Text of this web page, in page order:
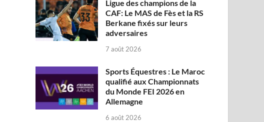
Ligue des champions de la
CAF: Le MAS de Fès et la RS
Berkane fixés sur leurs
adversaires
7 août 2026
Sports Équestres : Le Maroc
qualifié aux Championnats
du Monde FEI 2026 en
Allemagne
6 août 2026